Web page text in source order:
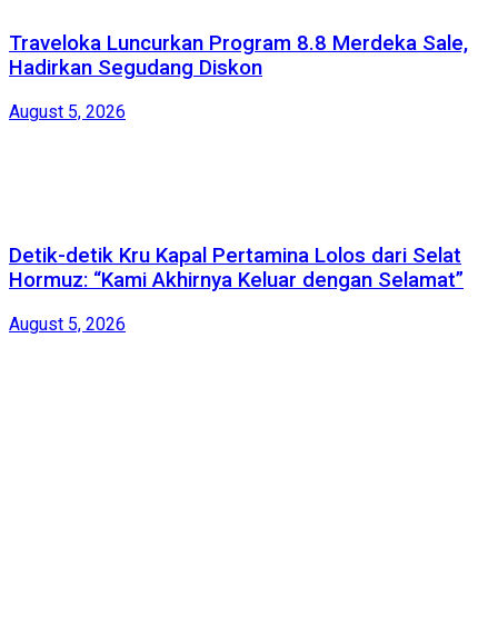
Traveloka Luncurkan Program 8.8 Merdeka Sale,
Hadirkan Segudang Diskon
August 5, 2026
Detik-detik Kru Kapal Pertamina Lolos dari Selat
Hormuz: “Kami Akhirnya Keluar dengan Selamat”
August 5, 2026